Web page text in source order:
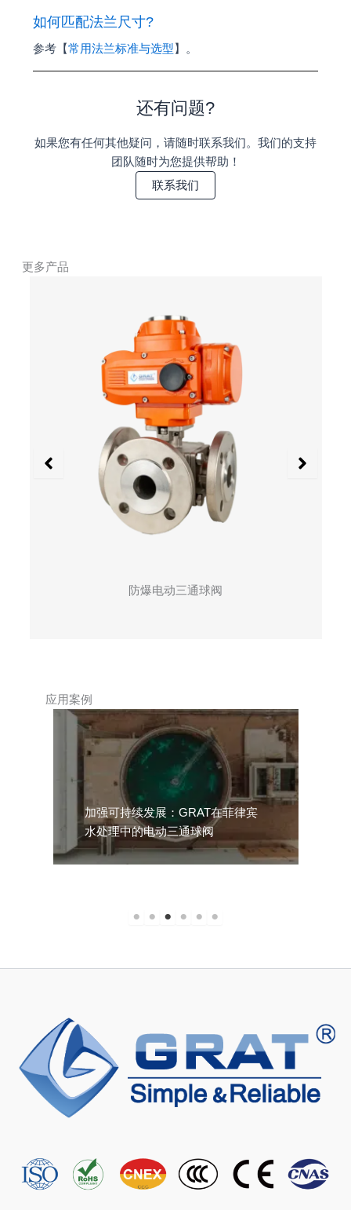
如何匹配法兰尺寸?
参考【常用法兰标准与选型】。
还有问题?
如果您有任何其他疑问，请随时联系我们。我们的支持
团队随时为您提供帮助！
联系我们
更多产品
防爆电动三通球阀
应用案例
加强可持续发展：GRAT在菲律宾
水处理中的电动三通球阀